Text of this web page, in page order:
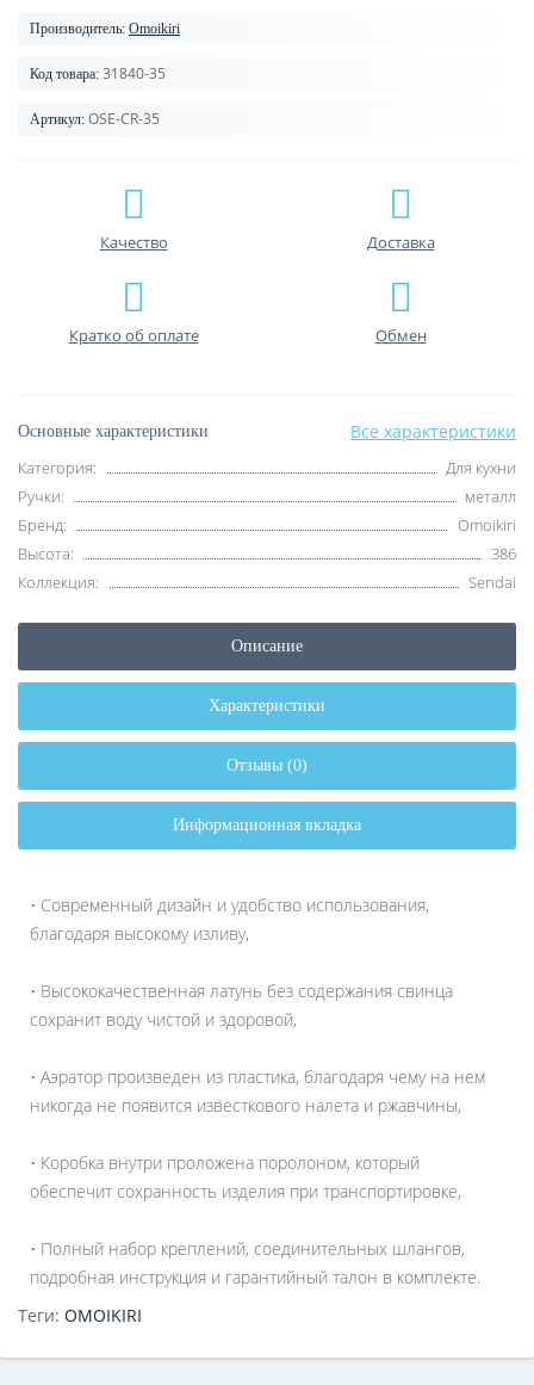
Производитель: Omoikiri
Код товара: 31840-35
Артикул: OSE-CR-35
Качество Доставка
Кратко об оплате Обмен
Основные характеристики Все характеристики
Категория:
Для кухни
Ручки:
металл
Бренд:
Omoikiri
Высота:
386
Коллекция:
Sendai
Описание
Характеристики
Отзывы (0)
Информационная вкладка
• Современный дизайн и удобство использования,
благодаря высокому изливу,
• Высококачественная латунь без содержания свинца
сохранит воду чистой и здоровой,
• Аэратор произведен из пластика, благодаря чему на нем
никогда не появится известкового налета и ржавчины,
• Коробка внутри проложена поролоном, который
обеспечит сохранность изделия при транспортировке,
• Полный набор креплений, соединительных шлангов,
подробная инструкция и гарантийный талон в комплекте.
Теги: OMOIKIRI